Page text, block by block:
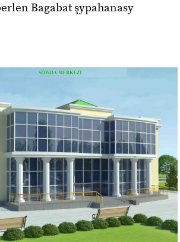
Bagabat şypahanasy